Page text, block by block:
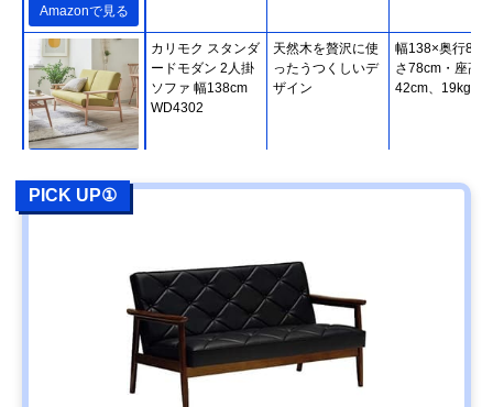
Amazonで見る
カリモク スタンダ
ードモダン 2人掛
ソファ 幅138cm
WD4302
天然木を贅沢に使
ったうつくしいデ
ザイン
幅138×奥行80×
さ78cm・座高
42cm、19kg
Amazonで見る
カリモク60 ロビ
ーチェア 3シータ
ー U36213
ボタン絞りで立体
的な昔のソファデ
PICK UP①